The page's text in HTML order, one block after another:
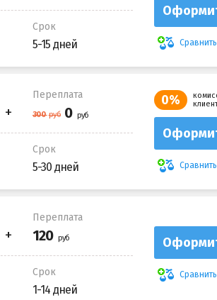
Срок
5-15 дней Сравнить
Переплата
Срок
5-30 дней
0%
Сравнить
Переплата
Срок
1-14 дней
Сравнить